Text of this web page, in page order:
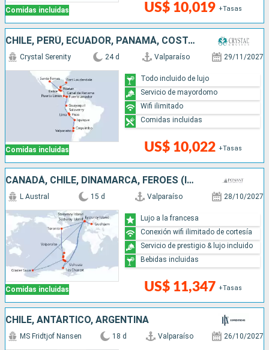
Comidas incluidas US$ 10,019 +Tasas
CHILE, PERÚ, ECUADOR, PANAMÁ, COSTA RICA, HONDURAS, BELICE, MÉXICO, ESTADOS UNIDOS
Comidas incluidas
Crystal Serenity 24 d Valparaíso 29/11/2027
US$ 10,022 +Tasas
Todo incluido de lujo
Servicio de mayordomo
Wifi ilimitado
Comidas incluidas
CANADÁ, CHILE, DINAMARCA, FÉROES (ISLAS), ANTÁRTICO, ARGENTINA
Comidas incluidas
L Austral 15 d Valparaíso 28/10/2027
US$ 11,347 +Tasas
Lujo a la francesa
Conexión wifi ilimitado de cortesía
Servicio de prestigio & lujo incluido
Bebidas incluidas
CHILE, ANTÁRTICO, ARGENTINA
MS Fridtjof Nansen 18 d Valparaíso 26/10/2027